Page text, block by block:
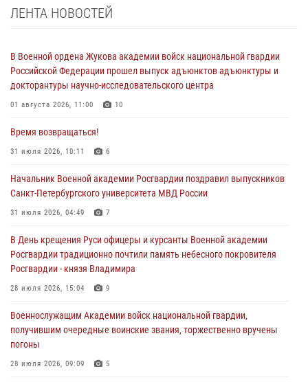
ЛЕНТА НОВОСТЕЙ
В Военной ордена Жукова академии войск национальной гвардии
Российской Федерации прошел выпуск адъюнктов адъюнктуры и
докторантуры научно-исследовательского центра
01 августа 2026, 11:00 10
Время возвращаться!
31 июля 2026, 10:11 6
Начальник Военной академии Росгвардии поздравил выпускников
Санкт-Петербургского университета МВД России
31 июля 2026, 04:49 7
В День крещения Руси офицеры и курсанты Военной академии
Росгвардии традиционно почтили память небесного покровителя
Росгвардии - князя Владимира
28 июля 2026, 15:04 9
Военнослужащим Академии войск национальной гвардии,
получившим очередные воинские звания, торжественно вручены
погоны
28 июля 2026, 09:09 5